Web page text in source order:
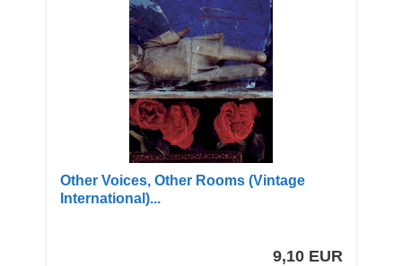
Other Voices, Other Rooms (Vintage
International)...
9,10 EUR